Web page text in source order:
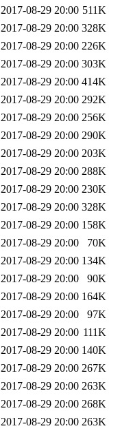
2017-08-29 20:00 511K
2017-08-29 20:00 328K
2017-08-29 20:00 226K
2017-08-29 20:00 303K
2017-08-29 20:00 414K
2017-08-29 20:00 292K
2017-08-29 20:00 256K
2017-08-29 20:00 290K
2017-08-29 20:00 203K
2017-08-29 20:00 288K
2017-08-29 20:00 230K
2017-08-29 20:00 328K
2017-08-29 20:00 158K
2017-08-29 20:00
70K
2017-08-29 20:00 134K
2017-08-29 20:00
90K
2017-08-29 20:00 164K
2017-08-29 20:00
97K
2017-08-29 20:00 111K
2017-08-29 20:00 140K
2017-08-29 20:00 267K
2017-08-29 20:00 263K
2017-08-29 20:00 268K
2017-08-29 20:00 263K